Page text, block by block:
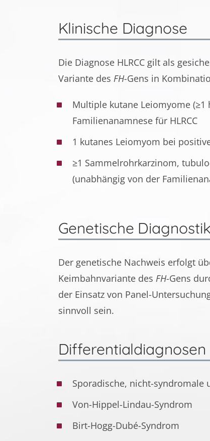
Klinische Diagnose
Die Diagnose HLRCC gilt als
Variante des FH-Gens in
Multiple kutane Leiomyome
Familienanamnese für HLRCC
1 kutanes Leiomyom bei
≥1 Sammelrohrkarzinom,
(unabhängig von der
Genetische Diagnostik
Der genetische Nachweis erfolgt
Keimbahnvariante des FH-Gens
der Einsatz von Panel-
sinnvoll sein.
Differentialdiagnosen
Sporadische, nicht-syndromale
Von-Hippel-Lindau-Syndrom
Birt-Hogg-Dubé-Syndrom